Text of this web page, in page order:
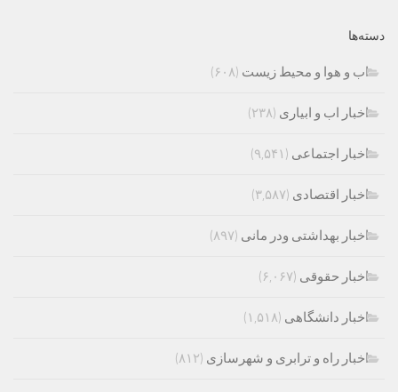
دسته‌ها
اب و هوا و محیط زیست (۶۰۸)
اخبار اب و ابیاری (۲۳۸)
اخبار اجتماعی (۹,۵۴۱)
اخبار اقتصادی (۳,۵۸۷)
اخبار بهداشتی ودر مانی (۸۹۷)
اخبار حقوقی (۶,۰۶۷)
اخبار دانشگاهی (۱,۵۱۸)
اخبار راه و ترابری و شهرسازی (۸۱۲)